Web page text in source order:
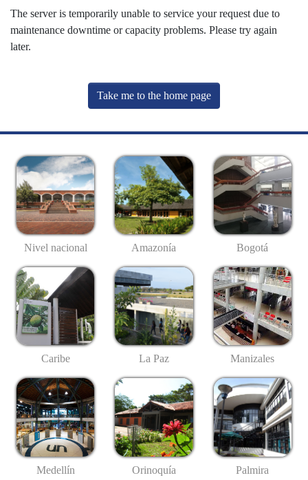
The server is temporarily unable to service your request due to
maintenance downtime or capacity problems. Please try again
later.
Take me to the home page
Nivel nacional Amazonía Bogotá
Caribe La Paz Manizales
Medellín Orinoquía Palmira